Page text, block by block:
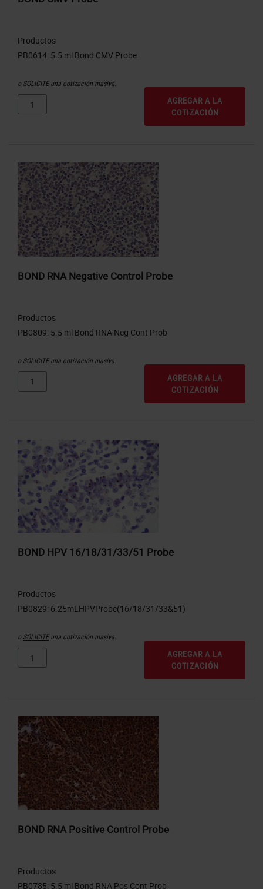
Productos
oSOLICITEuna cotización masiva.
AGREGAR A LA
COTIZACIÓN
BOND RNA Negative Control Probe
Productos
oSOLICITEuna cotización masiva.
AGREGAR A LA
COTIZACIÓN
BOND HPV 16/18/31/33/51 Probe
Productos
oSOLICITEuna cotización masiva.
AGREGAR A LA
COTIZACIÓN
BOND RNA Positive Control Probe
Productos